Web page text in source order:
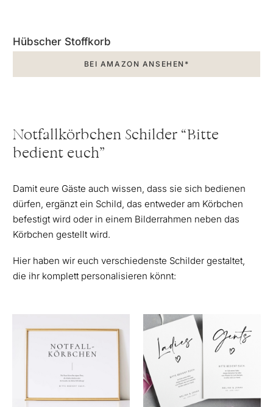
Hübscher Stoffkorb
BEI AMAZON ANSEHEN*
Notfallkörbchen Schilder “Bitte
bedient euch”
Damit eure Gäste auch wissen, dass sie sich bedienen
dürfen, ergänzt ein Schild, das entweder am Körbchen
befestigt wird oder in einem Bilderrahmen neben das
Körbchen gestellt wird.
Hier haben wir euch verschiedenste Schilder gestaltet,
die ihr komplett personalisieren könnt: